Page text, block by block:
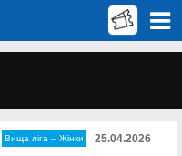
Вища лiга – Жiнки 25.04.2026